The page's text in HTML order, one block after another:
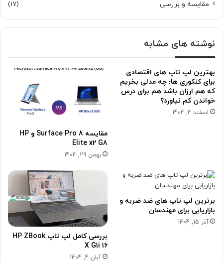
مقایسه و بررسی
(17)
نوشته های مشابه
بهترین لپ تاپ های اقتصادی
برای کنکوری ها؛ چه مدلی بخریم
که هم ارزان باشد هم برای درس
خواندن کم نیاورد؟
اسفند 4, 1404
مقایسه Surface Pro 8 و HP
Elite x2 G8
بهمن 29, 1404
برترین لپ تاپ های ضد ضربه و
بازاریابی برای مهندسان
آذر 15, 1404
بررسی کامل لپ تاپ HP ZBook
X G1i 16
آبان 4, 1404